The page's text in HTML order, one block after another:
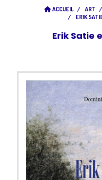
ACCUEIL ART
ERIK
Erik Satie